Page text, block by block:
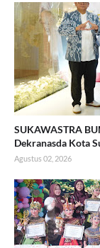
SUKAWASTRA
Dekranasda Kota
Agustus 02, 2026